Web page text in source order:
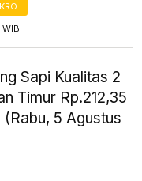
Sapi Kualitas 2
Timur Rp.212,35
(Rabu, 5 Agustus